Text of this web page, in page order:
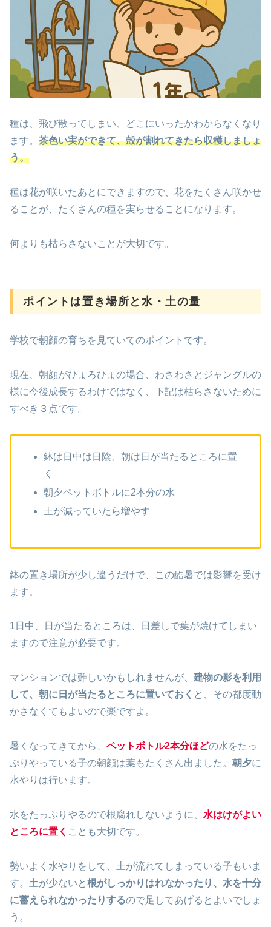
種は、飛び散ってしまい、どこにいったかわからなくなり
ます。 茶色い実ができて、殻が割れてきたら収穫しましょ
う。
種は花が咲いたあとにできますので、花をたくさん咲かせ
ることが、たくさんの種を実らせることになります。
何よりも枯らさないことが大切です。
ポイントは置き場所と水・土の量
学校で朝顔の育ちを見ていてのポイントです。
現在、朝顔がひょろひょの場合、わさわさとジャングルの
様に今後成長するわけではなく、下記は枯らさないために
すべき３点です。
鉢は日中は日陰、朝は日が当たるところに置
く
朝夕ペットボトルに2本分の水
土が減っていたら増やす
鉢の置き場所が少し違うだけで、この酷暑では影響を受け
ます。
1日中、日が当たるところは、日差しで葉が焼けてしまい
ますので注意が必要です。
マンションでは難しいかもしれませんが、 建物の影を利用
して、朝に日が当たるところに置いておく と、その都度動
かさなくてもよいので楽ですよ。
暑くなってきてから、 ペットボトル2本分ほどの水をたっ
ぷりやっている子の朝顔は葉もたくさん出ました。 朝夕に
水やりは行います。
水をたっぷりやるので根腐れしないように、 水はけがよい
ところに置く ことも大切です。
勢いよく水やりをして、土が流れてしまっている子もいま
す。土が少ないと根がしっかりはれなかったり、水を十分
に蓄えられなかったりするので足してあげるとよいでしょ
う。